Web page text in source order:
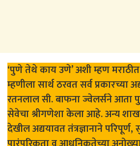
‘पुणे तेथे काय उणे’ अशी म्हण
म्हणीला सार्थ ठरवत सर्व
रतनलाल सी. बाफना ज्वेलर्सने आता
सेवेचा श्रीगणेशा केला आहे. अन्य
देखील अद्ययावत तंत्रज्ञानाने